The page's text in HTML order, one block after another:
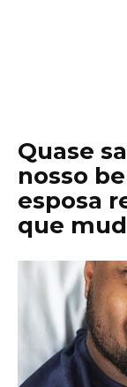
Quase
nosso
esposa
que